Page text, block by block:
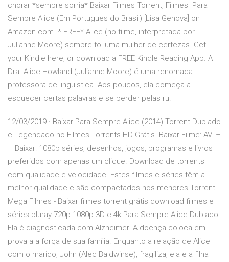
chorar *sempre sorria* Baixar Filmes Torrent, Filmes Para
Sempre Alice (Em Portugues do Brasil) [Lisa Genova] on
Amazon.com. * FREE* Alice (no filme, interpretada por
Julianne Moore) sempre foi uma mulher de certezas. Get
your Kindle here, or download a FREE Kindle Reading App. A
Dra. Alice Howland (Julianne Moore) é uma renomada
professora de linguistica. Aos poucos, ela começa a
esquecer certas palavras e se perder pelas ru.
12/03/2019 · Baixar Para Sempre Alice (2014) Torrent Dublado
e Legendado no Filmes Torrents HD Grátis. Baixar Filme: AVI –
– Baixar: 1080p séries, desenhos, jogos, programas e livros
preferidos com apenas um clique. Download de torrents
com qualidade e velocidade. Estes filmes e séries têm a
melhor qualidade e são compactados nos menores Torrent
Mega Filmes - Baixar filmes torrent grátis download filmes e
séries bluray 720p 1080p 3D e 4k Para Sempre Alice Dublado
Ela é diagnosticada com Alzheimer. A doença coloca em
prova a a força de sua família. Enquanto a relação de Alice
com o marido, John (Alec Baldwinse), fragiliza, ela e a filha